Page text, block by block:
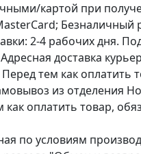
картой при
Безналичный
2-4 рабочих дня.
доставка
тем как оплатить
из отделения
оплатить товар,
по условиям